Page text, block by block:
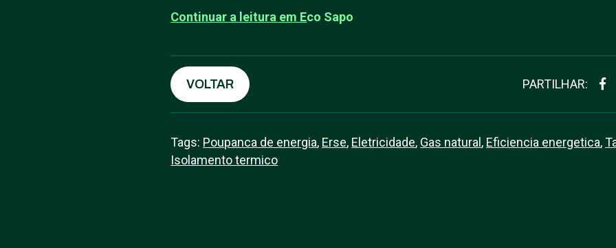
Continuar a leitura em Eco Sapo
VOLTAR PARTILHAR:
Tags: Poupanca de energia, Erse, Eletricidade, Gas natural , Eficiencia energetica,
Isolamento termico